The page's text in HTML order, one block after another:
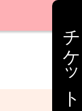
チケット購入